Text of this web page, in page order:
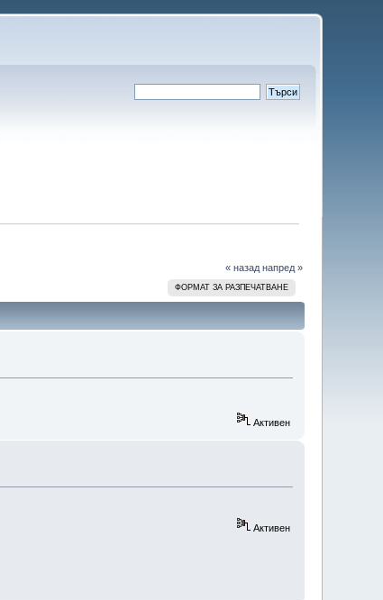
« назад напред »
ФОРМАТ ЗА РАЗПЕЧАТВАНЕ
Активен
Активен